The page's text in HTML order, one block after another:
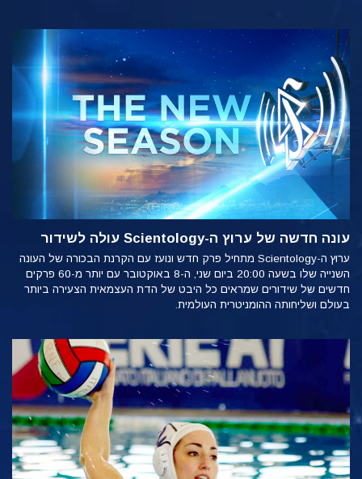
עונה חדשה של ערוץ ה-Scientology עולה לשידור
ערוץ ה-Scientology מתחיל פרק חדש ונועז עם הקרנת הבכורה של העונה
השנייה שלו בשעה 20:00 ביום שני, ה-8 באוקטובר עם יותר מ-60 פרקים
חדשים של שידורים שמראים כל היבט של הדת העצמאית הצעירה ביותר
בעולם ושליחותה ההומניטרית העולמית.